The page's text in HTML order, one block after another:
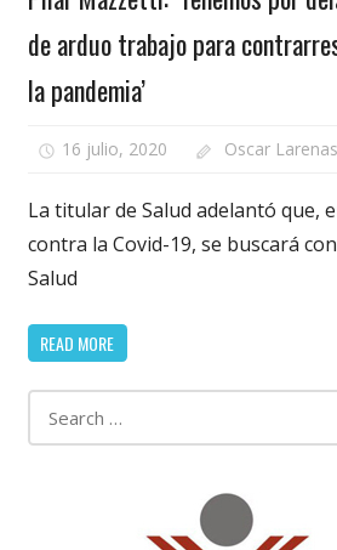
de arduo trabajo para
la pandemia’
16 julio, 2020 Oscar Larenas
La titular de Salud adelantó que,
contra la Covid-19, se buscará
Salud
READ MORE